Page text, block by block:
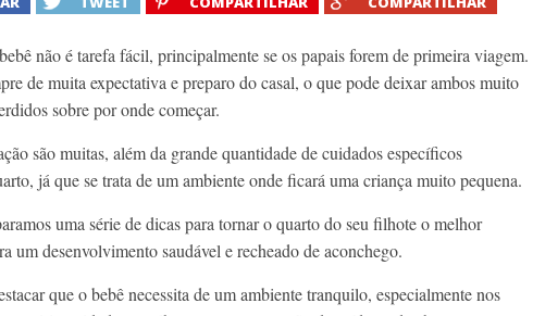
não é tarefa fácil, principalmente se os papais forem de primeira viagem.
de muita expectativa e preparo do casal, o que pode deixar ambos muito
sobre por onde começar.
são muitas, além da grande quantidade de cuidados específicos
já que se trata de um ambiente onde ficará uma criança muito pequena.
uma série de dicas para tornar o quarto do seu filhote o melhor
um desenvolvimento saudável e recheado de aconchego.
que o bebê necessita de um ambiente tranquilo, especialmente nos